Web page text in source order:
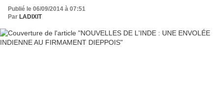
Publié le 06/09/2014 à 07:51
Par LADIXIT